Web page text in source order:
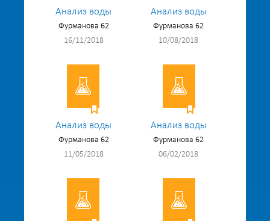
Анализ воды
Фурманова 62
16/11/2018
Анализ воды
Фурманова 62
10/08/2018
Анализ воды
Фурманова 62
11/05/2018
Анализ воды
Фурманова 62
06/02/2018